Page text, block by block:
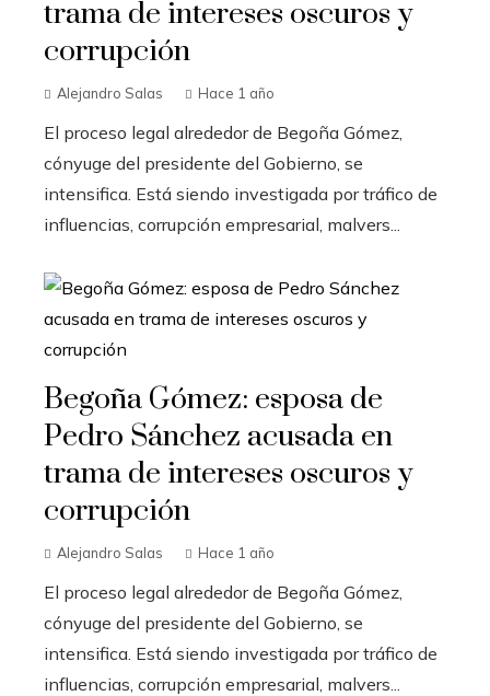
trama de intereses oscuros y
corrupción
Alejandro Salas Hace 1 año
El proceso legal alrededor de Begoña Gómez,
cónyuge del presidente del Gobierno, se
intensifica. Está siendo investigada por tráfico de
influencias, corrupción empresarial, malvers...
Begoña Gómez: esposa de
Pedro Sánchez acusada en
trama de intereses oscuros y
corrupción
Alejandro Salas Hace 1 año
El proceso legal alrededor de Begoña Gómez,
cónyuge del presidente del Gobierno, se
intensifica. Está siendo investigada por tráfico de
influencias, corrupción empresarial, malvers...